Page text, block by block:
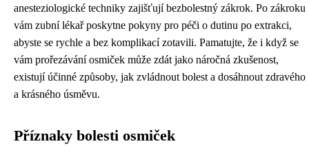
anesteziologické techniky zajišťují bezbolestný zákrok. Po zákroku
vám zubní lékař poskytne pokyny pro péči o dutinu po extrakci,
abyste se rychle a bez komplikací zotavili. Pamatujte, že i když se
vám prořezávání osmiček může zdát jako náročná zkušenost,
existují účinné způsoby, jak zvládnout bolest a dosáhnout zdravého
a krásného úsměvu.
Příznaky bolesti osmiček